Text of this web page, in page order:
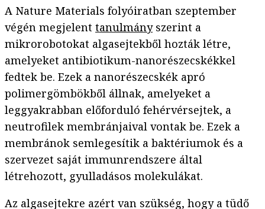
A Nature Materials folyóiratban szeptember
végén megjelent tanulmányszerint a
mikrorobotokat algasejtekből hozták létre,
amelyeket antibiotikum-nanorészecskékkel
fedtek be. Ezek a nanorészecskék apró
polimergömbökből állnak, amelyeket a
leggyakrabban előforduló fehérvérsejtek, a
neutrofilek membránjaival vontak be. Ezek a
membránok semlegesítik a baktériumok és a
szervezet saját immunrendszere által
létrehozott, gyulladásos molekulákat.
Az algasejtekre azért van szükség, hogy a tüdő